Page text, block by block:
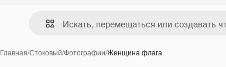
Главная/Стоковый/Фотографии/Женщина флага